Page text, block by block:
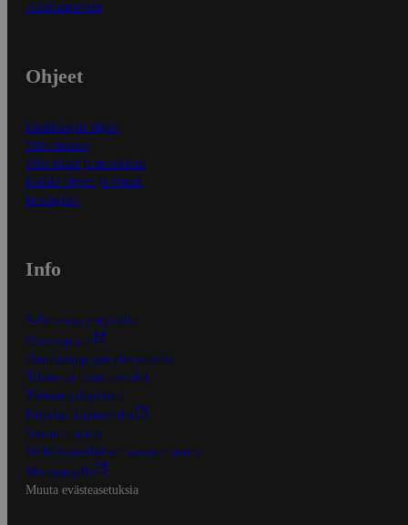
Asiakaspalvelu
Ohjeet
Ensitilaajan ohjeet
Näin maksat
Näin tilaat ja muokkaat
Kaikki ohjeet ja vinkit
In English
Info
S-Business yrityksille
Oiva-raportit
Osuuskauppojen yhteystiedot
Tilaus- ja toimitusehdot
Tietosuojakäytäntö
Palvelun käyttöehdot
Saavutettavuus
Mobiilisovelluksen saavutettavuus
Mainostajalle
Muuta evästeasetuksia